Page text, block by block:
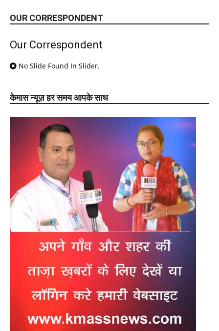
OUR CORRESPONDENT
Our Correspondent
No Slide Found In Slider.
केमास न्यूज़ हर समय आपके साथ